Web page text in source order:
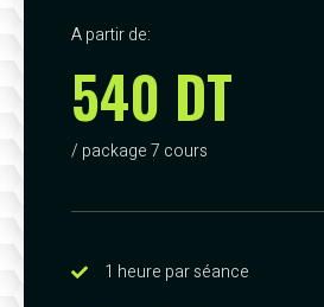
A partir de:
540 DT
/ package 7 cours
1 heure par séance